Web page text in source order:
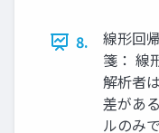
8.
線形回
箋： 線
解析者
差があ
ルのみ